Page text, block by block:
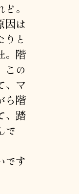
。
因は
と
。階
この
、マ
ら階
、踏
で
です